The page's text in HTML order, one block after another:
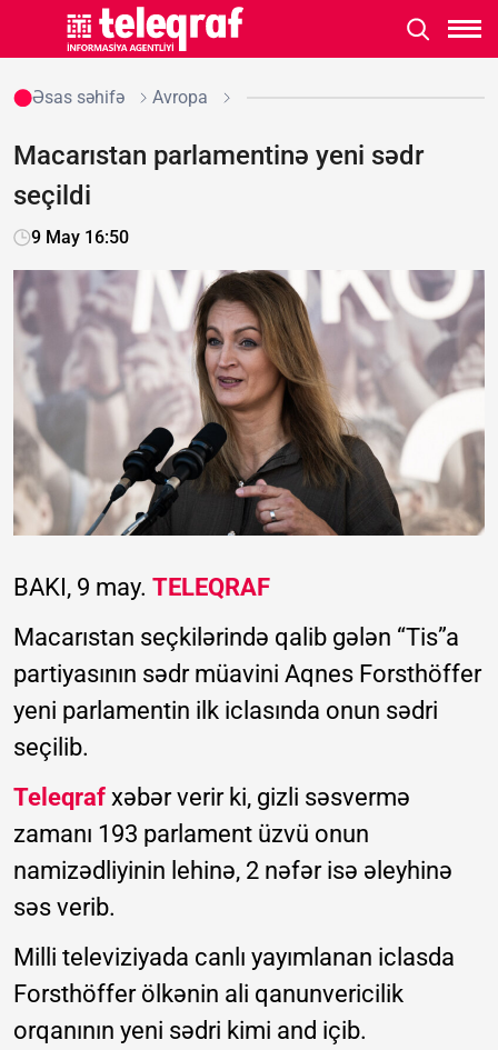
Əsas səhifə Avropa
Macarıstan parlamentinə yeni sədr
seçildi
9 May 16:50
BAKI, 9 may. TELEQRAF
Macarıstan seçkilərində qalib gələn “Tis”a
partiyasının sədr müavini Aqnes Forsthöffer
yeni parlamentin ilk iclasında onun sədri
seçilib.
Teleqraf xəbər verir ki, gizli səsvermə
zamanı 193 parlament üzvü onun
namizədliyinin lehinə, 2 nəfər isə əleyhinə
səs verib.
Milli televiziyada canlı yayımlanan iclasda
Forsthöffer ölkənin ali qanunvericilik
orqanının yeni sədri kimi and içib.